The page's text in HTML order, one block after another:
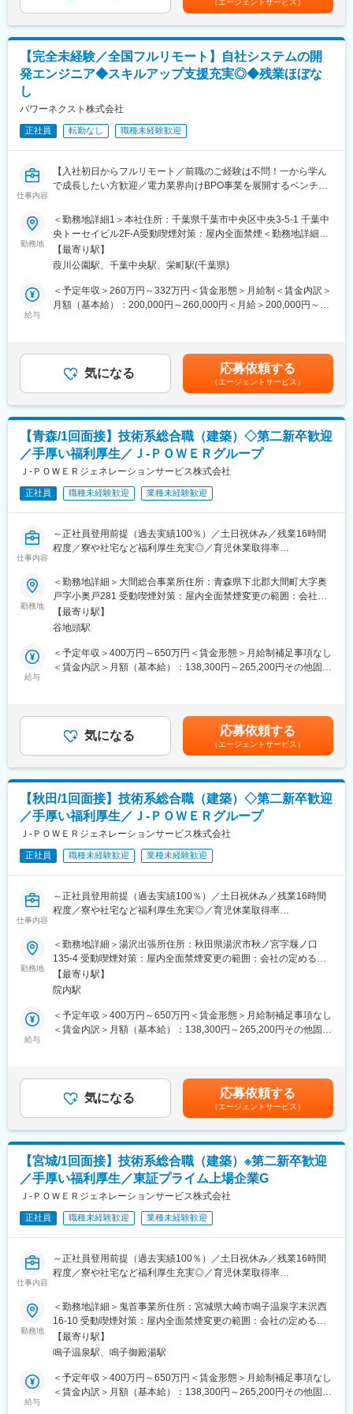
（1） 資格取得向け外部講習は上限なく会社負担。平日の研修も
業務時間扱い。
（2） 資格試験の受験料、旅費・交通費・宿泊費は全額会社負
担。
円）。
厚くサポート。
◎ J-POWERグループの安定性
火力発電所の副産物をセメント原料や肥料として活用するなど、
環境配慮型の循環社会を目指した事業を展開しています。
変更の範囲：会社の定める業務
・案件立ち上げ
・年間保守計画の作成 等
※発電所によって業務内容が少し異なる場合がございます。
■当社の魅力：
有の要件については教育・バックアップ体制も整っています。
開発設計から運用保守まで様々な事業課題のサポートを行ってお
り、すべてのサポートを一貫してできる企業はほとんどありませ
はなく、技術コンサルやデューデリジェンスの視点からお客様と
関わることができます。他企業では経験することが難しい部分に
まで介入することができるため、高いスキル・技術を身に付ける
ことが可能です。これまでの経験を活かしながら、更なるキャリ
◎「業界のスタンダード」をつくる立場
れ、リスクを正しく見極めコントロールできる事業者に集約され
ていく時代へと移り変わっていくことになります。 「業界のスタ
ンダードをつくる」面白さを、是非一緒に体感していただきたい
です。国と連携した取り組み等もあるので、関わることのできる
範囲が広く、興味を持っていただける方は非常にやりがいを感じ
ていただけると思います。
変更の範囲：会社の定める業務
【完全未経験／全国フルリモート】自社システムの開
発エンジニア◆スキルアップ支援充実◎◆残業ほぼな
し
パワーネクスト株式会社
正社員 転勤なし 職種未経験歓迎
仕事内容
【入社初日からフルリモート／前職のご経験は不問！一から学ん
で成長したい方歓迎／電力業界向けBPO事業を展開するベンチャ
■職務内容について
当社は、電力小売事業者様のエネルギーマネジメント業務を受託
運営している、2020年設立のベンチャー企業です。
ご入社後は、事業を支えている自社システムの開発をお任せしま
す。
その後、当社の各プロジェクトに参画いただき、当社の専用シス
テムのさらなる充実化にチャレンジしていただきます。
社外ツールを用い、当社が作成した学習プログラムを通じてアプ
てその他のIT学習プログラムを提供しています。
開発業務は社内で行っており、基本的に社外勤務はございませ
ん。フルリモートで学習を進めていただきますが、社内全体とし
ておおらかな方が多く、質問しやすい環境です。新しいことを学
ぶのが好きで、エンジニアとしてスキルアップしていきたい方を
歓迎します。
■職務詳細について
電力の需給管理や料金算定などのサービスを提供するために、自
社開発の独自システムを使用しています。
運用まで幅広くご担当いただきます。
＜システム例＞
・需給管理システム
・料金算定システム
など
テムだからこそ落ち着いた環境で就業いただけます。
■当社について
新電力事業者様へ電力需給管理業務・顧客管理業務・料金算定業
務などの受託サービスを提供しています。
電力データや市場データの収集・分析・加工・取引などを実行で
きるシステムを構築し、新電力事業者様の事業運営の効率化とコ
ストに貢献しています。
電力の需給バランスの管理においては使用量や気象情報等の各種
データを基に、独自システムにて予測を行っております。
勤務地
＜勤務地詳細1＞本社住所：千葉県千葉市中央区中央3-5-1 千葉中
央トーセイビル2F-A受動喫煙対策：屋内全面禁煙＜勤務地詳細2
＞東京住所：東京都 受動喫煙対策：屋内全面禁煙
【最寄り駅】
葭川公園駅、千葉中央駅、栄町駅(千葉県)
給与
＜予定年収＞260万円～332万円＜賃金形態＞月給制＜賃金内訳＞
月額（基本給）：200,000円～260,000円＜月給＞200,000円～
年度実績：年間200,000円程度)を含んでおります。賃金はあくま
でも目安の金額であり、選考を通じて上下する可能性がありま
す。月給(月額)は固定手当を含めた表記です。
気になる 応募依頼する
（エージェントサービス）
【青森/1回面接】技術系総合職（建築）◇第二新卒歓迎
／手厚い福利厚生／Ｊ‐ＰＯＷＥＲグループ
Ｊ‐ＰＯＷＥＲジェネレーションサービス株式会社
正社員 職種未経験歓迎 業種未経験歓迎
仕事内容
～正社員登用前提（過去実績100％）／土日祝休み／残業16時間
程度／寮や社宅など福利厚生充実◎／育児休業取得率
備運営のすべてを担う会社です／プライム上場で日本有数の電力
会社である電源開発株式会社の100％子会社～
■業務概要：
同社の管理する火力発電プラントの建築関係（煙突、サイロ、倉
庫、事務所といった建物全般）の点検・保守計画の立案から、補
修・新設工事の管理・実施、関係部署・機関との調整を担当しま
【建築設備の技術総括】
・火力発電所の建築設備に係る技術総括及び社内外調整
■1日の流れ：
▼8:20出社
▼8:30ミーティング、メールやスケジュールのチェック
▼9:00修繕作業対応等
▼13:00各自スケジュール管理による、デスクワーク、各種資料作
成
▼16:00打ち合わせ、社内会議 他
▼17:00頃 退社
■就業環境について：
◇土日祝休み／年間休日123日
◇平均の有給休暇取得日数19.6日
◇育児休業取得率100％（2024年度実績）
＊社員の健康と充実した生活に配慮した生産性の高い職場の実現
更なる徹底」など会社全体として取り組みをしております。
所利用など、安心して働ける福利厚生が整っています。
◎ 充実した教育・研修制度
教育・研修制度を通じて、着実なキャリアアップを支援します。
（1） 資格取得向け外部講習は上限なく会社負担。平日の研修も
業務時間扱い。
（2） 資格試験の受験料、旅費・交通費・宿泊費は全額会社負
担。
（3） 合格時は祝金支給（技術士30万円、施工管理3～10万
円）。
（4） 各拠点の合格者である先輩が、試験傾向や面接対策まで手
東京電力など大手へ電力・エネルギーを安定供給。
火力発電所の副産物をセメント原料や肥料として活用するなど、
変更の範囲：会社の定める業務
勤務地
＜勤務地詳細＞大間総合事業所住所：青森県下北郡大間町大字奥
戸字小奥戸281 受動喫煙対策：屋内全面禁煙変更の範囲：会社の
定める事業所
【最寄り駅】
谷地頭駅
給与
＜予定年収＞400万円～650万円＜賃金形態＞月給制補足事項なし
＜賃金内訳＞月額（基本給）：138,300円～265,200円その他固定
名：680万円・40歳扶養2名：810万円※1.上記年収は本店勤務にて
試算、残業手当21H/円を含む※2.社宅、寮、借上げ社宅はモデル年
収に含まれません。賃金はあくまでも目安の金額であり、選考を
通じて上下する可能性があります。月給(月額)は固定手当を含めた
表記です。
気になる 応募依頼する
（エージェントサービス）
【秋田/1回面接】技術系総合職（建築）◇第二新卒歓迎
／手厚い福利厚生／Ｊ‐ＰＯＷＥＲグループ
Ｊ‐ＰＯＷＥＲジェネレーションサービス株式会社
正社員 職種未経験歓迎 業種未経験歓迎
仕事内容
～正社員登用前提（過去実績100％）／土日祝休み／残業16時間
程度／寮や社宅など福利厚生充実◎／育児休業取得率
備運営のすべてを担う会社です／プライム上場で日本有数の電力
会社である電源開発株式会社の100％子会社～
■業務概要：
同社の管理する火力発電プラントの建築関係（煙突、サイロ、倉
庫、事務所といった建物全般）の点検・保守計画の立案から、補
修・新設工事の管理・実施、関係部署・機関との調整を担当しま
【建築設備の技術総括】
・火力発電所の建築設備に係る技術総括及び社内外調整
■1日の流れ：
▼8:20出社
▼8:30ミーティング、メールやスケジュールのチェック
▼9:00修繕作業対応等
▼13:00各自スケジュール管理による、デスクワーク、各種資料作
成
▼16:00打ち合わせ、社内会議 他
▼17:00頃 退社
■就業環境について：
◇土日祝休み／年間休日123日
◇平均の有給休暇取得日数19.6日
◇育児休業取得率100％（2024年度実績）
＊社員の健康と充実した生活に配慮した生産性の高い職場の実現
更なる徹底」など会社全体として取り組みをしております。
勤務地
＜勤務地詳細＞湯沢出張所住所：秋田県湯沢市秋ノ宮字堰ノ口
135-4 受動喫煙対策：屋内全面禁煙変更の範囲：会社の定める事
業所
【最寄り駅】
院内駅
給与
＜予定年収＞400万円～650万円＜賃金形態＞月給制補足事項なし
＜賃金内訳＞月額（基本給）：138,300円～265,200円その他固定
名：680万円・40歳扶養2名：810万円※1.上記年収は本店勤務にて
試算、残業手当21H/円を含む※2.社宅、寮、借上げ社宅はモデル年
収に含まれません。賃金はあくまでも目安の金額であり、選考を
通じて上下する可能性があります。月給(月額)は固定手当を含めた
表記です。
気になる 応募依頼する
（エージェントサービス）
【宮城/1回面接】技術系総合職（建築）※第二新卒歓迎
／手厚い福利厚生／東証プライム上場企業G
Ｊ‐ＰＯＷＥＲジェネレーションサービス株式会社
正社員 職種未経験歓迎 業種未経験歓迎
仕事内容
～正社員登用前提（過去実績100％）／土日祝休み／残業16時間
程度／寮や社宅など福利厚生充実◎／育児休業取得率
備運営のすべてを担う会社です／プライム上場で日本有数の電力
会社である電源開発株式会社の100％子会社～
■業務概要：
同社の管理する火力発電プラントの建築関係（煙突、サイロ、倉
庫、事務所といった建物全般）の点検・保守計画の立案から、補
修・新設工事の管理・実施、関係部署・機関との調整を担当しま
勤務地
＜勤務地詳細＞鬼首事業所住所：宮城県大崎市鳴子温泉字末沢西
16-10 受動喫煙対策：屋内全面禁煙変更の範囲：会社の定める事
業所
【最寄り駅】
鳴子温泉駅、鳴子御殿湯駅
給与
＜予定年収＞400万円～650万円＜賃金形態＞月給制補足事項なし
＜賃金内訳＞月額（基本給）：138,300円～265,200円その他固定